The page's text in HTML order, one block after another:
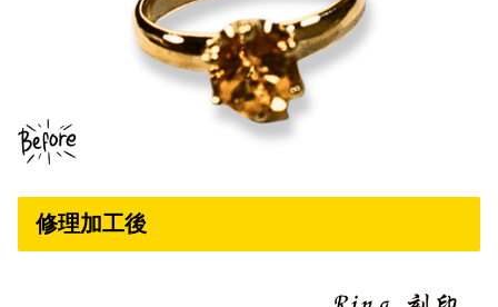
修理加工後